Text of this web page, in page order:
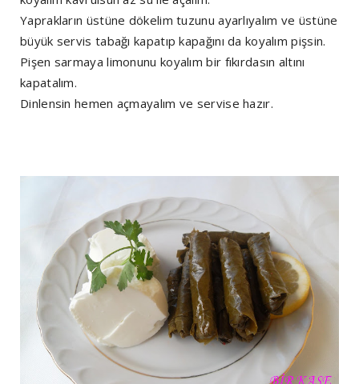
Yaprakların üstüne dökelim tuzunu ayarlıyalım ve üstüne
büyük servis tabağı kapatıp kapağını da koyalım pişsin.
Pişen sarmaya limonunu koyalım bir fıkırdasın altını
kapatalım.
Dinlensin hemen açmayalım ve servise hazır.